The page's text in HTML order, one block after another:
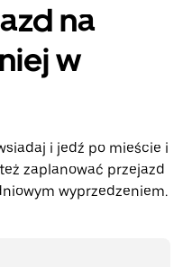
na
w
i jedź po mieście i
zaplanować przejazd
wyprzedzeniem.